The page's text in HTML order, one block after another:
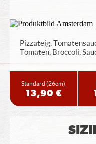
Pizzateig,
Tomaten, Broccoli,
Standard(26cm)
13,90 €